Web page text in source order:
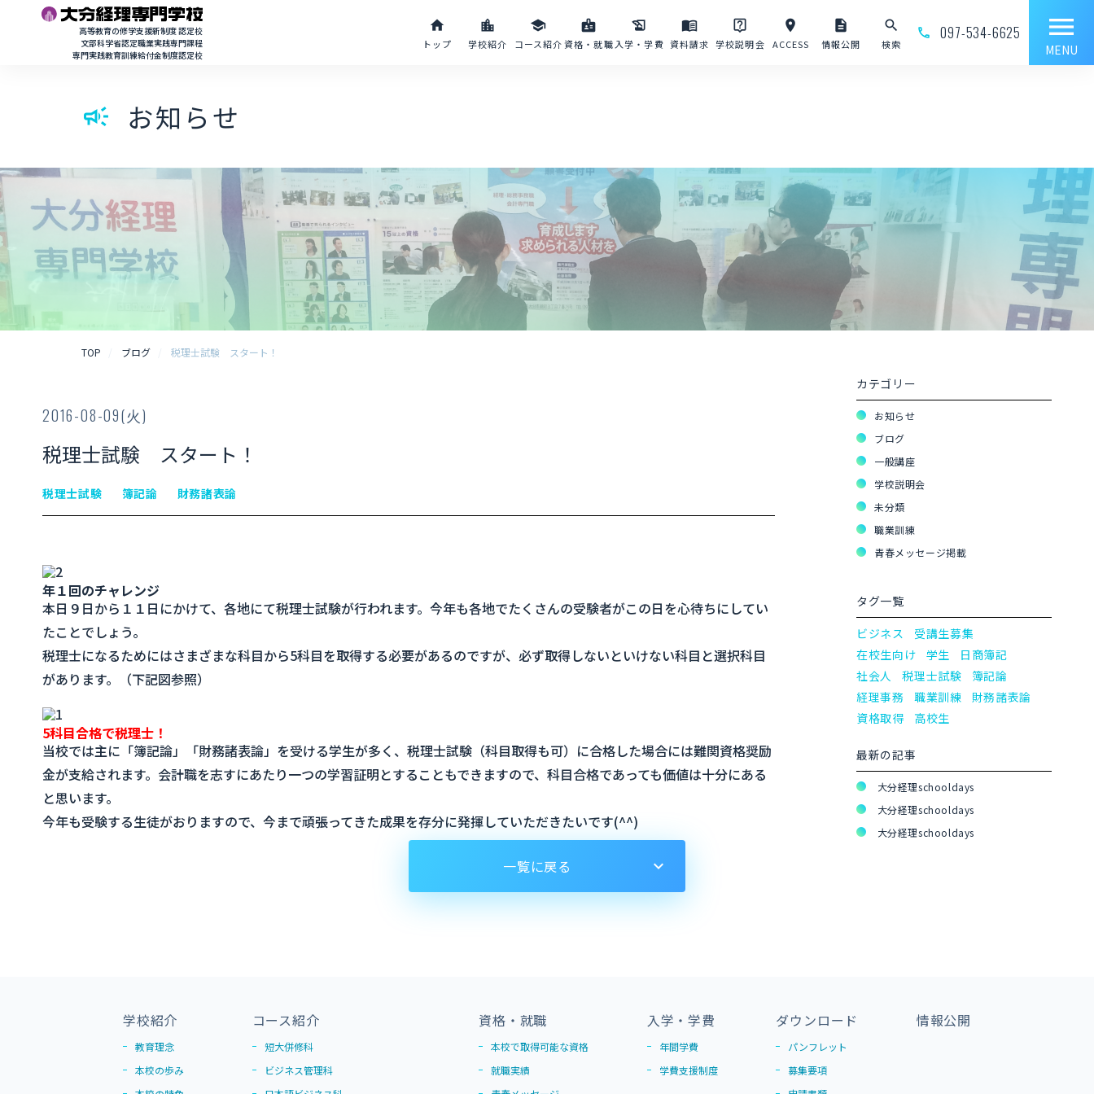
高等教育の修学支援新制度 認定校
文部科学省認定職業実践専門課程
専門実践教育訓練給付金制度認定校
home
トップ
location_city
学校紹介
school
コース紹介
badge
資格・就職
history_edu
入学・学費
menu_book
資料請求
live_help
学校説明会
place
ACCESS
description
情報公開
search
検索
phone_outline
097-534-6625 menu
MENU
campaign お知らせ
TOP ブログ 税理士試験 スタート！
2016-08-09(火)
税理士試験 スタート！
税理士試験 簿記論 財務諸表論
年１回のチャレンジ
本日９日から１１日にかけて、各地にて税理士試験が行われます。今年も各地でたくさんの受験者がこの日を心待ちにしてい
たことでしょう。
税理士になるためにはさまざまな科目から5科目を取得する必要があるのですが、必ず取得しないといけない科目と選択科目
があります。（下記図参照）
5科目合格で税理士！
当校では主に「簿記論」「財務諸表論」を受ける学生が多く、税理士試験（科目取得も可）に合格した場合には難関資格奨励
金が支給されます。会計職を志すにあたり一つの学習証明とすることもできますので、科目合格であっても価値は十分にある
と思います。
今年も受験する生徒がおりますので、今まで頑張ってきた成果を存分に発揮していただきたいです(^^)
カテゴリー
お知らせ
ブログ
一般講座
学校説明会
未分類
職業訓練
青春メッセージ掲載
タグ一覧
ビジネス
受講生募集
在校生向け
学生
日商簿記
社会人
税理士試験
簿記論
経理事務
職業訓練
財務諸表論
資格取得
高校生
最新の記事
大分経理schooldays
大分経理schooldays
大分経理schooldays
一覧に戻る
学校紹介
教育理念
本校の歩み
コース紹介
短大併修科
ビジネス管理科
資格・就職
本校で取得可能な資格
就職実績
入学・学費
年間学費
学費支援制度
ダウンロード
パンフレット
募集要項
情報公開